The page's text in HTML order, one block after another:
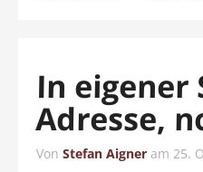
In eigener
Adresse,
Von Stefan Aigner am 25.